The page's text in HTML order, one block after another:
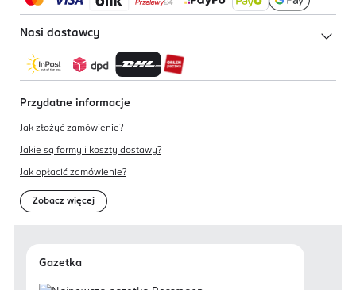
Nasi dostawcy
Przydatne informacje
Jak złożyć zamówienie?
Jakie są formy i koszty dostawy?
Jak opłacić zamówienie?
Zobacz więcej
Gazetka